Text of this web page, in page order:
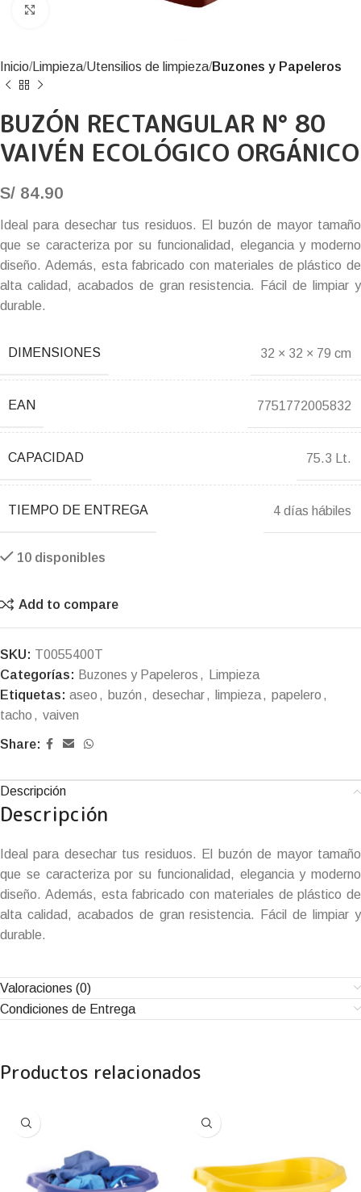
Inicio Limpieza Utensilios de limpieza Buzones y Papeleros
BUZÓN RECTANGULAR N° 80
VAIVÉN ECOLÓGICO ORGÁNICO
S/ 84.90
Ideal para desechar tus residuos. El buzón de mayor tamaño
que se caracteriza por su funcionalidad, elegancia y moderno
diseño. Además, esta fabricado con materiales de plástico de
alta calidad, acabados de gran resistencia. Fácil de limpiar y
durable.
DIMENSIONES 32 × 32 × 79 cm
EAN 7751772005832
CAPACIDAD 75.3 Lt.
TIEMPO DE ENTREGA 4 días hábiles
10 disponibles
Add to compare
SKU: T0055400T
Categorías: Buzones y Papeleros ,
Limpieza
Etiquetas: aseo , buzón , desechar, limpieza, papelero ,
tacho , vaiven
Share:
Descripción
Descripción
Ideal para desechar tus residuos. El buzón de mayor tamaño
que se caracteriza por su funcionalidad, elegancia y moderno
diseño. Además, esta fabricado con materiales de plástico de
alta calidad, acabados de gran resistencia. Fácil de limpiar y
durable.
Valoraciones (0)
Condiciones de Entrega
Productos relacionados